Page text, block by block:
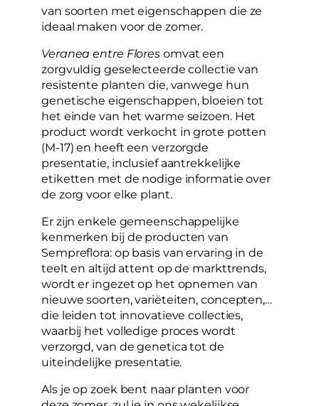
van soorten met eigenschappen die ze
ideaal maken voor de zomer.
Veranea entre Flores omvat een
zorgvuldig geselecteerde collectie van
resistente planten die, vanwege hun
genetische eigenschappen, bloeien tot
het einde van het warme seizoen. Het
product wordt verkocht in grote potten
(M-17) en heeft een verzorgde
presentatie, inclusief aantrekkelijke
etiketten met de nodige informatie over
de zorg voor elke plant.
Er zijn enkele gemeenschappelijke
kenmerken bij de producten van
Sempreflora: op basis van ervaring in de
teelt en altijd attent op de markttrends,
wordt er ingezet op het opnemen van
nieuwe soorten, variëteiten, concepten,…
die leiden tot innovatieve collecties,
waarbij het volledige proces wordt
verzorgd, van de genetica tot de
uiteindelijke presentatie.
Als je op zoek bent naar planten voor